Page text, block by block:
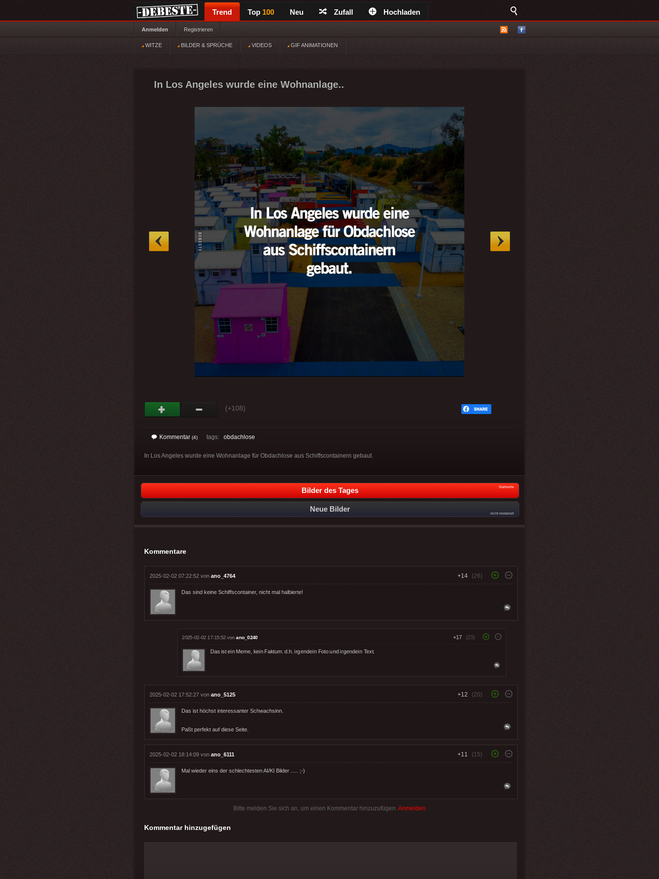
Trend Top 100 Neu Zufall Hochladen
Anmelden Registrieren
WITZE BILDER & SPRÜCHE VIDEOS GIF ANIMATIONEN
In Los Angeles wurde eine Wohnanlage..
(+108)
Kommentar (4) tags: obdachlose
In Los Angeles wurde eine Wohnanlage für Obdachlose aus Schiffscontainern gebaut.
Bilder des Tages Startseite
Neue Bilder
nicht moderiert
Kommentare
2025-02-02 07:22:52 von ano_4764 +14 (26)
Das sind keine Schiffscontainer, nicht mal halbierte!
2025-02-02 17:15:52 vonano_0240 +17 (23)
Das ist ein Meme, kein Faktum. d.h. irgendein Foto und irgendein Text.
2025-02-02 17:52:27 von ano_5125 +12 (20)
Das ist höchst interessanter Schwachsinn.
Paßt perfekt auf diese Seite.
2025-02-02 18:14:09 von ano_6111 +11 (15)
Mal wieder eins der schlechtesten AI/KI Bilder ..... ;-)
Bitte melden Sie sich an, um einen Kommentar hinzuzufügen. Anmelden
Kommentar hinzugefügen